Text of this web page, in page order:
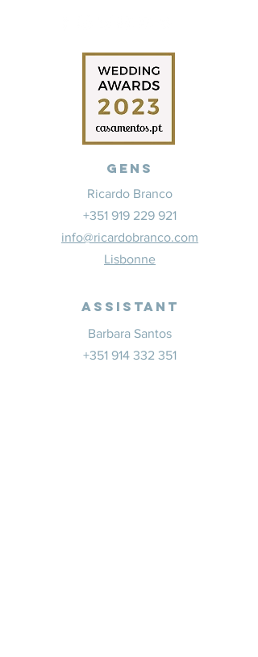
Gens
Ricardo Branco
+351 919 229 921
info@ricardobranco.com
Lisbonne
Assistant
Barbara Santos
+351 914 332 351